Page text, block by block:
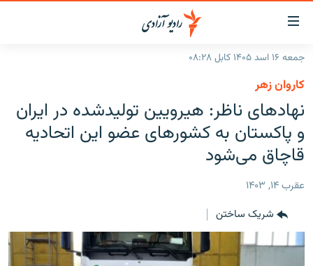
لینک‌های
قابل
دسترسی
متن
اصلی
بازگشت
اصلی
صفحه
جستجو
گزارش‌ها
افغانستان
منطقه
خبرها
افغانستان
جدول نشرات
مجموعه تصویری
ورزش
جمعه ۱۶ اسد ۱۴۰۵ کابل ۰۸:۲۸
کاروان زهر
نهادهای ناظر: هیرویین تولیدشده در ایران
و پاکستان به کشورهای عضو این اتحادیه
قاچاق می‌شود
عقرب ۱۴, ۱۴۰۳
شریک ساختن